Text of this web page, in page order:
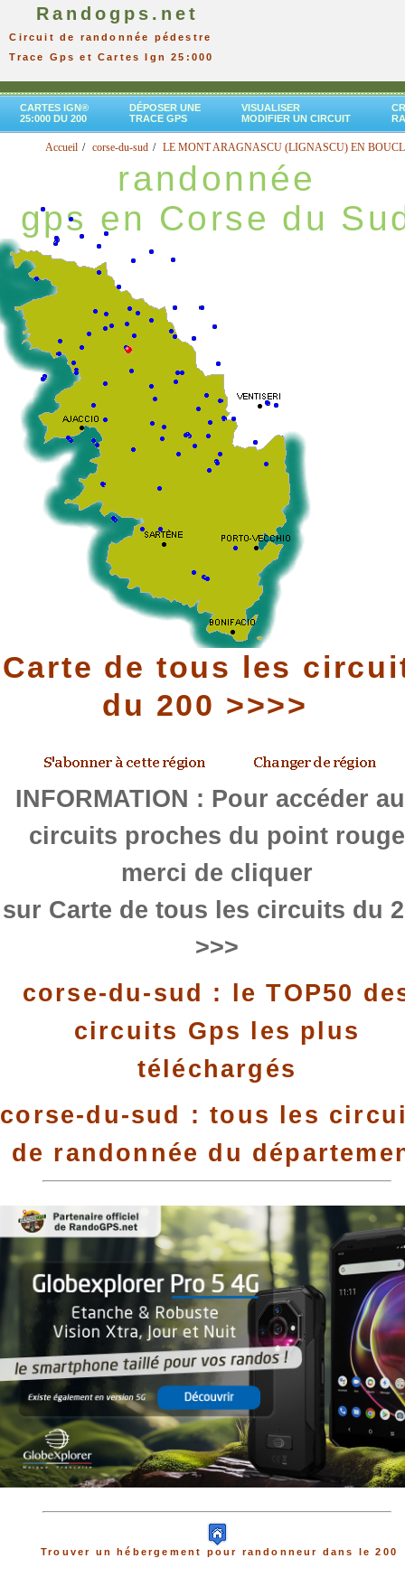
Randogps.net
Circuit de randonnée pédestre
Trace Gps et Cartes Ign 25:000
CARTES IGN®
25:000 DU 200
DÉPOSER UNE
TRACE GPS
VISUALISER
MODIFIER UN CIRCUIT
Accueil corse-du-sud LE MONT ARAGNASCU (LIGNASCU) EN
randonnée
gps en Corse du
Carte de tous les
du 200 >>>>
INFORMATION : Pour accéder
circuits proches du point rouge
merci de cliquer
sur Carte de tous les circuits du
>>>
corse-du-sud : le TOP50
circuits Gps les plus
téléchargés
corse-du-sud : tous les
de randonnée du
Trouver un hébergement pour randonneur dans le 200